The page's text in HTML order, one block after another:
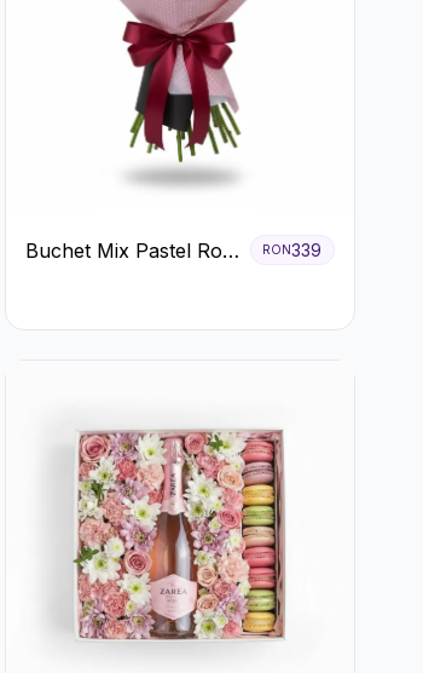
Buchet Mix Pastel Roz
RON339